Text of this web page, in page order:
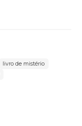
livro de mistério